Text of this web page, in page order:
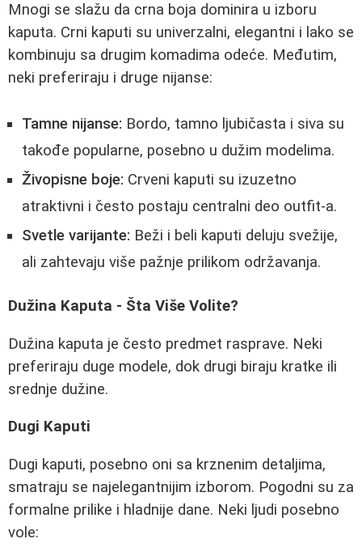
Mnogi se slažu da crna boja dominira u izboru
kaputa. Crni kaputi su univerzalni, elegantni i lako se
kombinuju sa drugim komadima odeće. Međutim,
neki preferiraju i druge nijanse:
Tamne nijanse: Bordo, tamno ljubičasta i siva su
takođe popularne, posebno u dužim modelima.
Živopisne boje: Crveni kaputi su izuzetno
atraktivni i često postaju centralni deo outfit-a.
Svetle varijante: Beži i beli kaputi deluju svežije,
ali zahtevaju više pažnje prilikom održavanja.
Dužina Kaputa - Šta Više Volite?
Dužina kaputa je često predmet rasprave. Neki
preferiraju duge modele, dok drugi biraju kratke ili
srednje dužine.
Dugi Kaputi
Dugi kaputi, posebno oni sa krznenim detaljima,
smatraju se najelegantnijim izborom. Pogodni su za
formalne prilike i hladnije dane. Neki ljudi posebno
vole: